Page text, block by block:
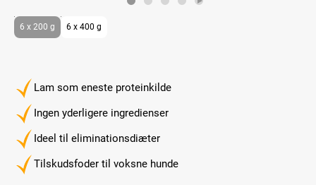
Lam som eneste proteinkilde
Ingen yderligere ingredienser
Ideel til eliminationsdiæter
Tilskudsfoder til voksne hunde
6 x 200 g 6 x 400 g